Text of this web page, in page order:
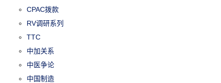
CPAC拨款
RV调研系列
TTC
中加关系
中医争论
中国制造